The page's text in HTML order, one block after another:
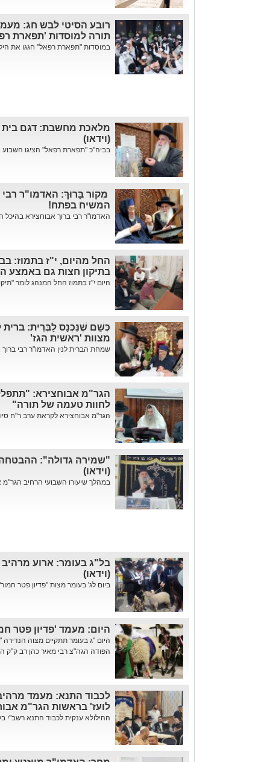
רובע הסיטי לבש חג:
תורה למוסדות 'תפארת
במוסדות "תפארת רפאל" חגגו את
מלאכת מחשבת: דגם
(וידאו)
בביה"כ "תפארת רפאל" הציגו
מְקוֹר בָּרוּךְ: האדמו"ר
המשיח בפתח!
האדמו"ר רבי ברוך אבוחצירא
החל מהיום, י"ז בתמוז:
בתיקון חצות גם באמצע
היום י"ז בתמוז החל המנהג לומר
כְּשֵׁם שֶׁנִּכְנַס לַבְּרִית: ברית
מצוות 'ראשית הגז'
שמחת הברית לנין האדמו"ר רבי
הגר"מ אבוחצירא:
לחוות טעמה של תורה"
הגר"מ אבוחצירא לקראת ערב ר"ח
"שמירה גדולה":
(וידאו)
במהלך שיעורו השבועי הרחיב
בל"ג בעומר: ארוע מרהיב
(וידאו)
ביום לג' בעומר מצות "פדיון פטר
היום: מעמד 'פדיון פטר
היום "ג בעומר תתקיים מצוה
הפודה הגה"צ רבי מאיר כהן רב ק"ק
לכבוד התנא: מעמד
לועז' בראשות הגר"מ
ההילולא ענקית לכבוד התנא רשב"י